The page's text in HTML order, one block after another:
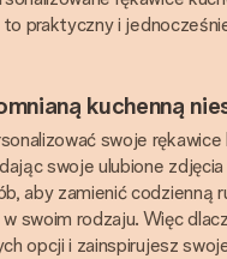
praktyczny i
kuchenną
swoje rękawice
swoje ulubione zdjęcia
aby zamienić codzienną
swoim rodzaju. Więc
opcji i zainspirujesz